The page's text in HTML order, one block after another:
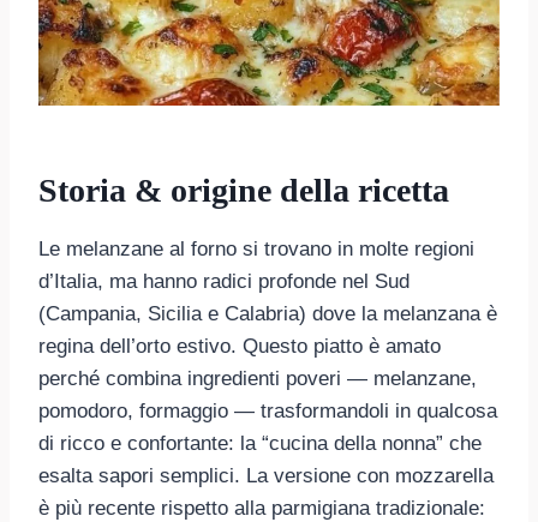
Storia & origine della ricetta
Le melanzane al forno si trovano in molte regioni
d’Italia, ma hanno radici profonde nel Sud
(Campania, Sicilia e Calabria) dove la melanzana è
regina dell’orto estivo. Questo piatto è amato
perché combina ingredienti poveri — melanzane,
pomodoro, formaggio — trasformandoli in qualcosa
di ricco e confortante: la “cucina della nonna” che
esalta sapori semplici. La versione con mozzarella
è più recente rispetto alla parmigiana tradizionale: